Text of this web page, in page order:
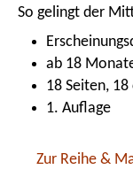
So gelingt der
ab 18
18 Seiten,
1. Auflage
Zur Reihe &